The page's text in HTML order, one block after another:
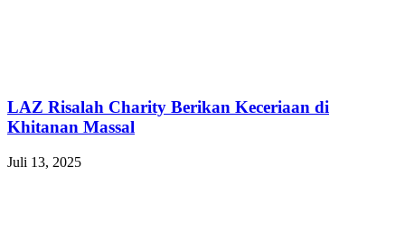
LAZ Risalah Charity Berikan Keceriaan di
Khitanan Massal
Juli 13, 2025